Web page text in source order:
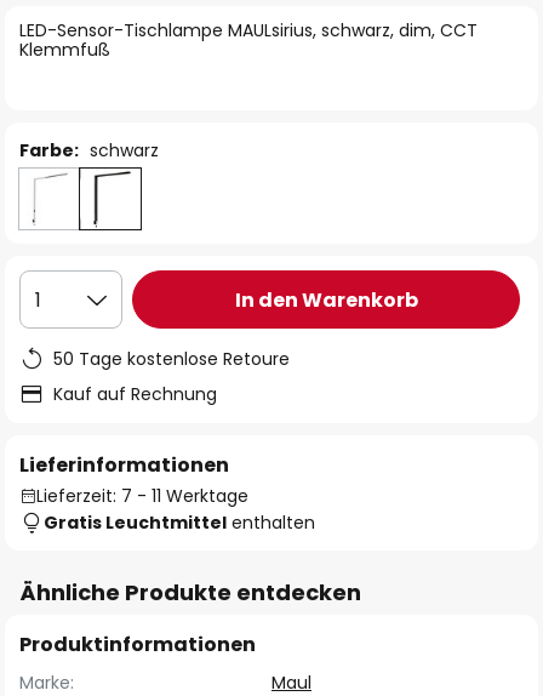
springen
LED-Sensor-Tischlampe MAULsirius, schwarz, dim, CCT
Klemmfuß
Farbe: schwarz
1 In den Warenkorb
50 Tage kostenlose Retoure
Kauf auf Rechnung
Lieferinformationen
Lieferzeit: 7 - 11 Werktage
Gratis Leuchtmittel enthalten
Ähnliche Produkte entdecken
Produktinformationen
Marke:
Maul